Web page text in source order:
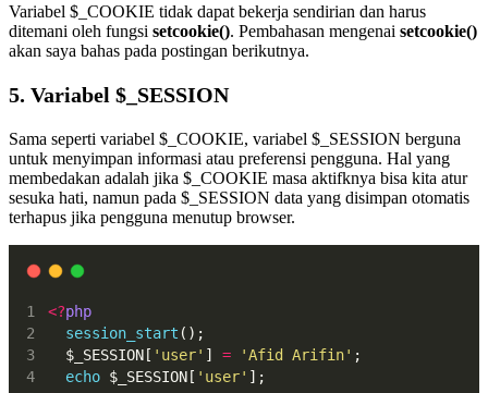
Variabel $_COOKIE tidak dapat bekerja sendirian dan harus
ditemani oleh fungsi setcookie(). Pembahasan mengenai setcookie()
akan saya bahas pada postingan berikutnya.
5. Variabel $_SESSION
Sama seperti variabel $_COOKIE, variabel $_SESSION berguna
untuk menyimpan informasi atau preferensi pengguna. Hal yang
membedakan adalah jika $_COOKIE masa aktifknya bisa kita atur
sesuka hati, namun pada $_SESSION data yang disimpan otomatis
terhapus jika pengguna menutup browser.
<?php
session_start ();
  $_SESSION[
'user' ] = 'Afid Arifin' ;
echo $_SESSION[ 'user' ];